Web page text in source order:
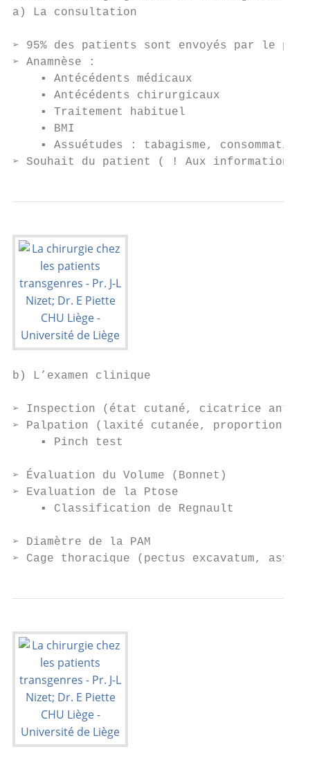
a) La consultation
➢ 95% des patients sont envoyés par le
➢ Anamnèse :
    ▪ Antécédents médicaux
    ▪ Antécédents chirurgicaux
    ▪ Traitement habituel
    ▪ BMI
▪ Assuétudes : tabagisme, consommation
➢ Souhait du patient ( ! Aux informations
b) L’examen clinique
➢ Inspection (état cutané, cicatrice
➢ Palpation (laxité cutanée, proportion
    ▪ Pinch test
➢ Évaluation du Volume (Bonnet)
➢ Evaluation de la Ptose
    ▪ Classification de Regnault
➢ Diamètre de la PAM
➢ Cage thoracique (pectus excavatum,